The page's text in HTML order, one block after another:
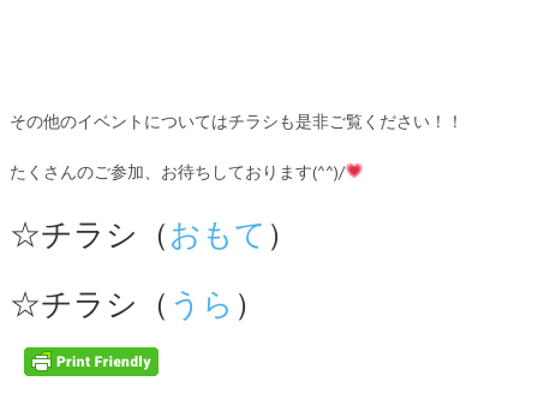
その他のイベントについてはチラシも是非ご覧ください！！
たくさんのご参加、お待ちしております(^^)/
☆チラシ（ おもて ）
☆チラシ（ うら ）